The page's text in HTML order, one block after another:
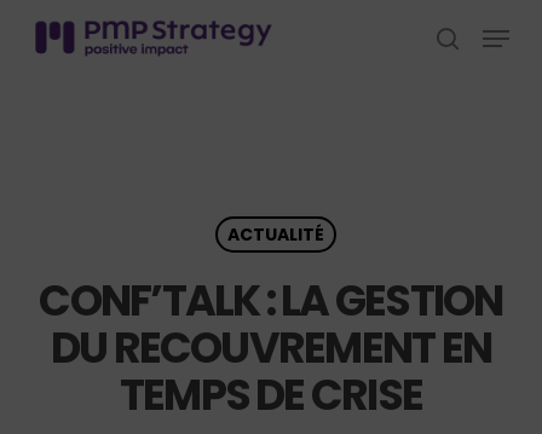
search
Menu
ACTUALITÉ
CONF’TALK : LA GESTION
DU RECOUVREMENT EN
TEMPS DE CRISE